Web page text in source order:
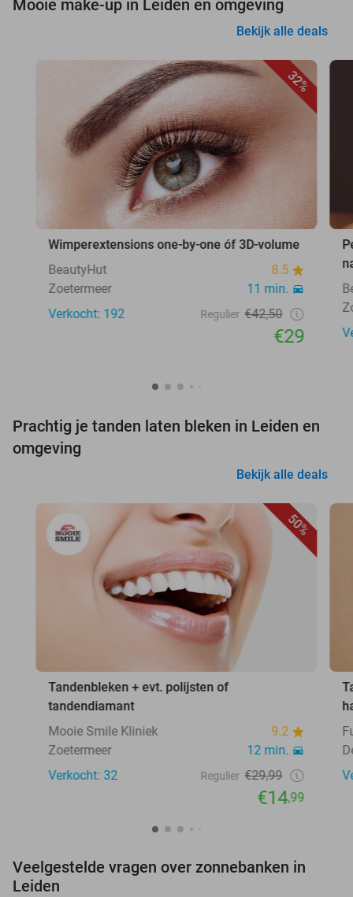
Mooie make-up in Leiden en omgeving
Bekijk alle deals
32%
Wimperextensions one-by-one óf 3D-volume
BeautyHut
8.5
Zoetermeer
11 min.
Verkocht: 192
Regulier €42,50
€29
Prachtig je tanden laten bleken in Leiden en
omgeving
Bekijk alle deals
50%
Tandenbleken + evt. polijsten of
tandendiamant
Mooie Smile Kliniek
9.2
Zoetermeer
12 min.
Verkocht: 32
Regulier €29,99
€14,99
Veelgestelde vragen over zonnebanken in
Leiden